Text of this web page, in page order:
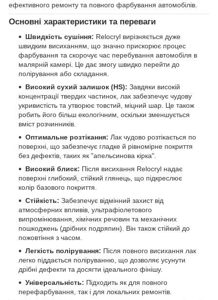
ефективного ремонту та повного фарбування автомобілів.
Основні характеристики та переваги
Швидкість сушіння: Relocryl вирізняється дуже
швидким висиханням, що значно прискорює процес
фарбування та скорочує час перебування автомобіля в
малярній камері. Це дає змогу швидко перейти до
полірування або складання.
Високий сухий залишок (HS): Завдяки високій
концентрації твердих частинок, лак забезпечує чудову
укривистість та утворює товстий, міцний шар. Це також
робить його більш екологічним, оскільки зменшується
вміст розчинників.
Оптимальне розтікання: Лак чудово розтікається по
поверхні, що забезпечує гладке й рівномірне покриття
без дефектів, таких як "апельсинова кірка".
Високий блиск: Після висихання Relocryl надає
поверхні глибокий, стійкий глянець, що підкреслює
колір базового покриття.
Стійкість: Забезпечує відмінний захист від
атмосферних впливів, ультрафіолетового
випромінювання, хімічних речовин та механічних
пошкоджень (дрібних подряпин). Він також стійкий до
пожовтіння з часом.
Легкість полірування: Після повного висихання лак
легко піддається поліруванню, що дозволяє усунути
дрібні дефекти та досягти ідеального фінішу.
Універсальність: Підходить як для повного
перефарбування, так і для локальних ремонтів.